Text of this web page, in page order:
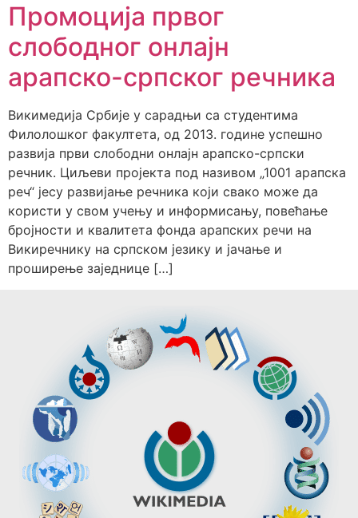
Промоција првог
слободног онлајн
арапско-српског речника
Викимедија Србије у сарадњи са студентима
Филолошког факултета, од 2013. године успешно
развија први слободни онлајн арапско-српски
речник. Циљеви пројекта под називом „1001 арапска
реч“ јесу развијање речника који свако може да
користи у свом учењу и информисању, повећање
бројности и квалитета фонда арапских речи на
Викиречнику на српском језику и јачање и
проширење заједнице […]